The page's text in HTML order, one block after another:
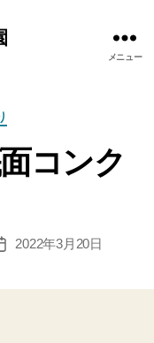
メニュー
コンク
2022年3月20日